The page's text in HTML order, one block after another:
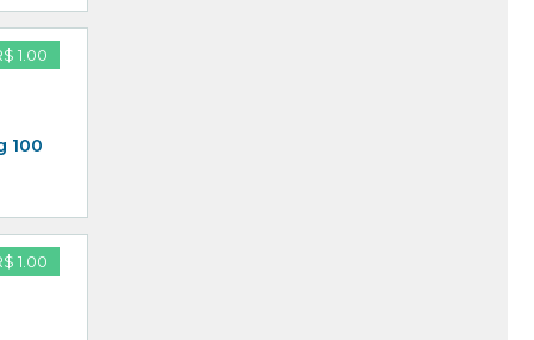
1.00
100
1.00